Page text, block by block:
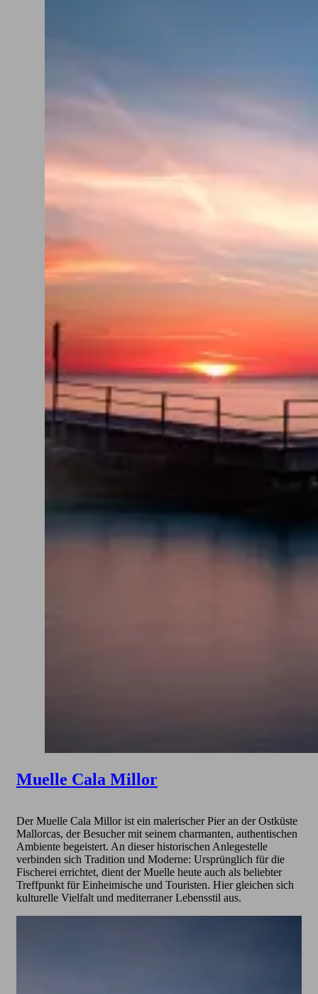
Muelle Cala Millor
Der Muelle Cala Millor ist ein malerischer Pier an der Ostküste
Mallorcas, der Besucher mit seinem charmanten, authentischen
Ambiente begeistert. An dieser historischen Anlegestelle
verbinden sich Tradition und Moderne: Ursprünglich für die
Fischerei errichtet, dient der Muelle heute auch als beliebter
Treffpunkt für Einheimische und Touristen. Hier gleichen sich
kulturelle Vielfalt und mediterraner Lebensstil aus.